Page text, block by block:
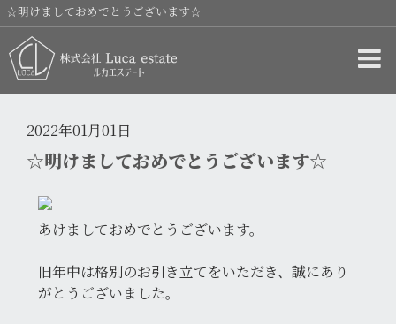
☆明けましておめでとうございます☆
2022年01月01日
☆明けましておめでとうございます☆
あけましておめでとうございます。
旧年中は格別のお引き立てをいただき、誠にあり
がとうございました。